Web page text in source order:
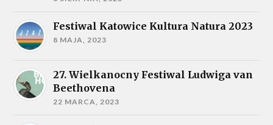
Festiwal Katowice Kultura Natura 2023
8 MAJA, 2023
27. Wielkanocny Festiwal Ludwiga van
Beethovena
22 MARCA, 2023